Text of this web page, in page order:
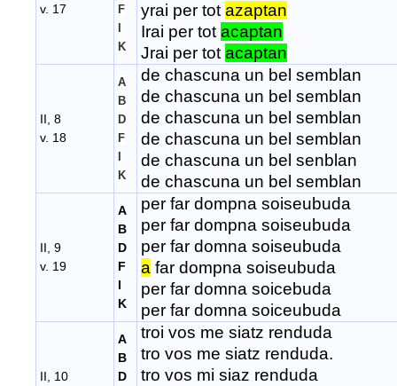
v. 17
F
K
yrai per tot azaptan
Irai per tot acaptan
Jrai per tot acaptan
II, 8
v. 18
A
B
D
F
K
de chascuna un bel semblan
de chascuna un bel semblan
de chascuna un bel semblan
de chascuna un bel semblan
de chascuna un bel senblan
de chascuna un bel semblan
II, 9
v. 19
A
B
D
F
I
K
per far dompna soiseubuda
per far dompna soiseubuda
per far domna soiseubuda
a far dompna soiseubuda
per far domna soicebuda
per far domna soiceubuda
II, 10
A
B
D
troi vos me siatz renduda
tro vos me siatz renduda.
tro vos mi siaz renduda